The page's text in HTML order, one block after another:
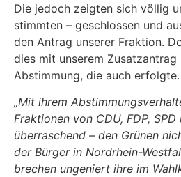
Die jedoch zeigten sich völlig
stimmten – geschlossen und
den Antrag unserer Fraktion.
dies mit unserem
Abstimmung, die auch erfolgte.
„Mit ihrem
Fraktionen von CDU, FDP, SPD
überraschend – den Grünen
der Bürger in Nordrhein-
brechen ungeniert ihre im